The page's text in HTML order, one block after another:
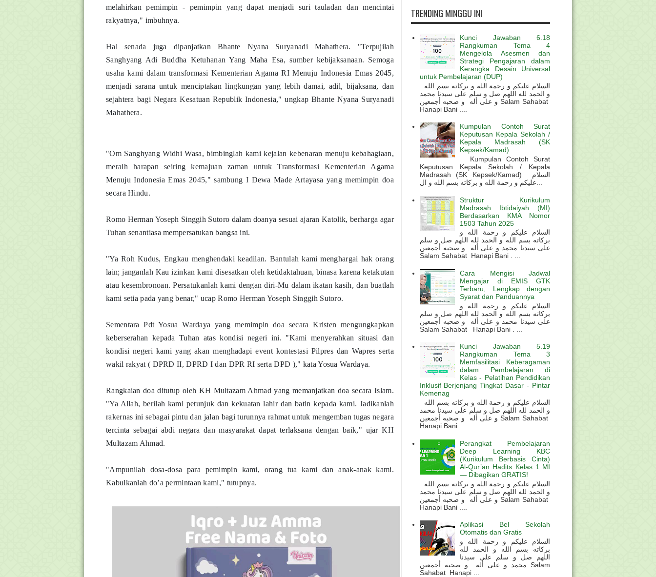
melahirkan pemimpin - pemimpin yang dapat menjadi suri tauladan dan mencintai
rakyatnya," imbuhnya.
Hal senada juga dipanjatkan Bhante Nyana Suryanadi Mahathera. "Terpujilah
Sanghyang Adi Buddha Ketuhanan Yang Maha Esa, sumber kebijaksanaan. Semoga
usaha kami dalam transformasi Kementerian Agama RI Menuju Indonesia Emas 2045,
menjadi sarana untuk menciptakan lingkungan yang lebih damai, adil, bijaksana, dan
sejahtera bagi Negara Kesatuan Republik Indonesia," ungkap Bhante Nyana Suryanadi
Mahathera.
"Om Sanghyang Widhi Wasa, bimbinglah kami kejalan kebenaran menuju kebahagiaan,
meraih harapan seiring kemajuan zaman untuk Transformasi Kementerian Agama
Menuju Indonesia Emas 2045," sambung I Dewa Made Artayasa yang memimpin doa
secara Hindu.
Romo Herman Yoseph Singgih Sutoro dalam doanya sesuai ajaran Katolik, berharga agar
Tuhan senantiasa mempersatukan bangsa ini.
"Ya Roh Kudus, Engkau menghendaki keadilan. Bantulah kami menghargai hak orang
lain; janganlah Kau izinkan kami disesatkan oleh ketidaktahuan, binasa karena ketakutan
atau kesembronoan. Persatukanlah kami dengan diri-Mu dalam ikatan kasih, dan buatlah
kami setia pada yang benar," ucap Romo Herman Yoseph Singgih Sutoro.
Sementara Pdt Yosua Wardaya yang memimpin doa secara Kristen mengungkapkan
keberserahan kepada Tuhan atas kondisi negeri ini. "Kami menyerahkan situasi dan
kondisi negeri kami yang akan menghadapi event kontestasi Pilpres dan Wapres serta
wakil rakyat ( DPRD II, DPRD I dan DPR RI serta DPD )," kata Yosua Wardaya.
Rangkaian doa ditutup oleh KH Multazam Ahmad yang memanjatkan doa secara Islam.
"Ya Allah, berilah kami petunjuk dan kekuatan lahir dan batin kepada kami. Jadikanlah
rakernas ini sebagai pintu dan jalan bagi turunnya rahmat untuk mengemban tugas negara
tercinta sebagai abdi negara dan masyarakat dapat terlaksana dengan baik," ujar KH
Multazam Ahmad.
"Ampunilah dosa-dosa para pemimpin kami, orang tua kami dan anak-anak kami.
Kabulkanlah do’a permintaan kami," tutupnya.
TRENDING MINGGU INI
Kunci Jawaban 6.18
Rangkuman Tema 4
Mengelola Asesmen dan
Strategi Pengajaran dalam
Kerangka Desain Universal
untuk Pembelajaran (DUP)
و الحمد لله اللهم صل و سلم على سيدنا محمد
و على أله و صحبه أجمعين Salam Sahabat
Hanapi Bani ....
Kumpulan Contoh Surat
Keputusan Kepala Sekolah /
Kepala Madrasah (SK
Kepsek/Kamad)
Kumpulan Contoh Surat
Keputusan Kepala Sekolah / Kepala
Madrasah (SK Kepsek/Kamad) السلام
Struktur Kurikulum
Madrasah Ibtidaiyah (MI)
Berdasarkan KMA Nomor
1503 Tahun 2025
السلام عليكم و رحمة الله و
بركاته بسم الله و الحمد لله اللهم صل و سلم
على سيدنا محمد و على أله و صحبه أجمعين
Salam Sahabat Hanapi Bani . ...
Cara Mengisi Jadwal
Mengajar di EMIS GTK
Terbaru, Lengkap dengan
Syarat dan Panduannya
السلام عليكم و رحمة الله و
بركاته بسم الله و الحمد لله اللهم صل و سلم
على سيدنا محمد و على أله و صحبه أجمعين
Salam Sahabat Hanapi Bani . ...
Kunci Jawaban 5.19
Rangkuman Tema 3
Memfasilitasi Keberagaman
dalam Pembelajaran di
Kelas - Pelatihan Pendidikan
Inklusif Berjenjang Tingkat Dasar - Pintar
Kemenag
و الحمد لله اللهم صل و سلم على سيدنا محمد
و على أله و صحبه أجمعين Salam Sahabat
Hanapi Bani ....
Perangkat Pembelajaran
Deep Learning KBC
(Kurikulum Berbasis Cinta)
Al-Qur’an Hadits Kelas 1 MI
— Dibagikan GRATIS!
و الحمد لله اللهم صل و سلم على سيدنا محمد
و على أله و صحبه أجمعين Salam Sahabat
Hanapi Bani ....
Aplikasi Bel Sekolah
Otomatis dan Gratis
السلام عليكم و رحمة الله و
بركاته بسم الله و الحمد لله
اللهم صل و سلم على سيدنا
محمد و على أله و صحبه أجمعين Salam
Sahabat Hanapi ...